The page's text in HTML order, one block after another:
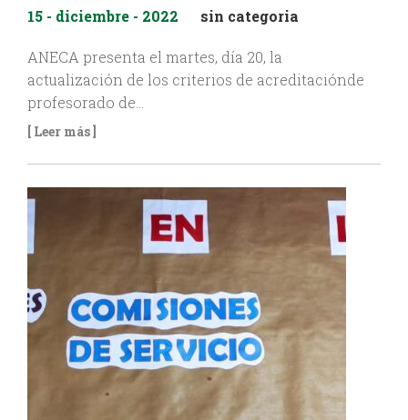
15 - diciembre - 2022 sin categoria
ANECA presenta el martes, día 20, la
actualización de los criterios de acreditaciónde
profesorado de…
[ Leer más ]